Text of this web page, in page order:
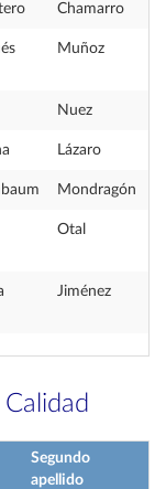
Chamarro
Muñoz
Nuez
Lázaro
Mondragón
Otal
Jiménez
Segundo
apellido